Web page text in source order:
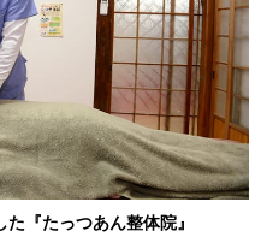
『たっつあん整体院』